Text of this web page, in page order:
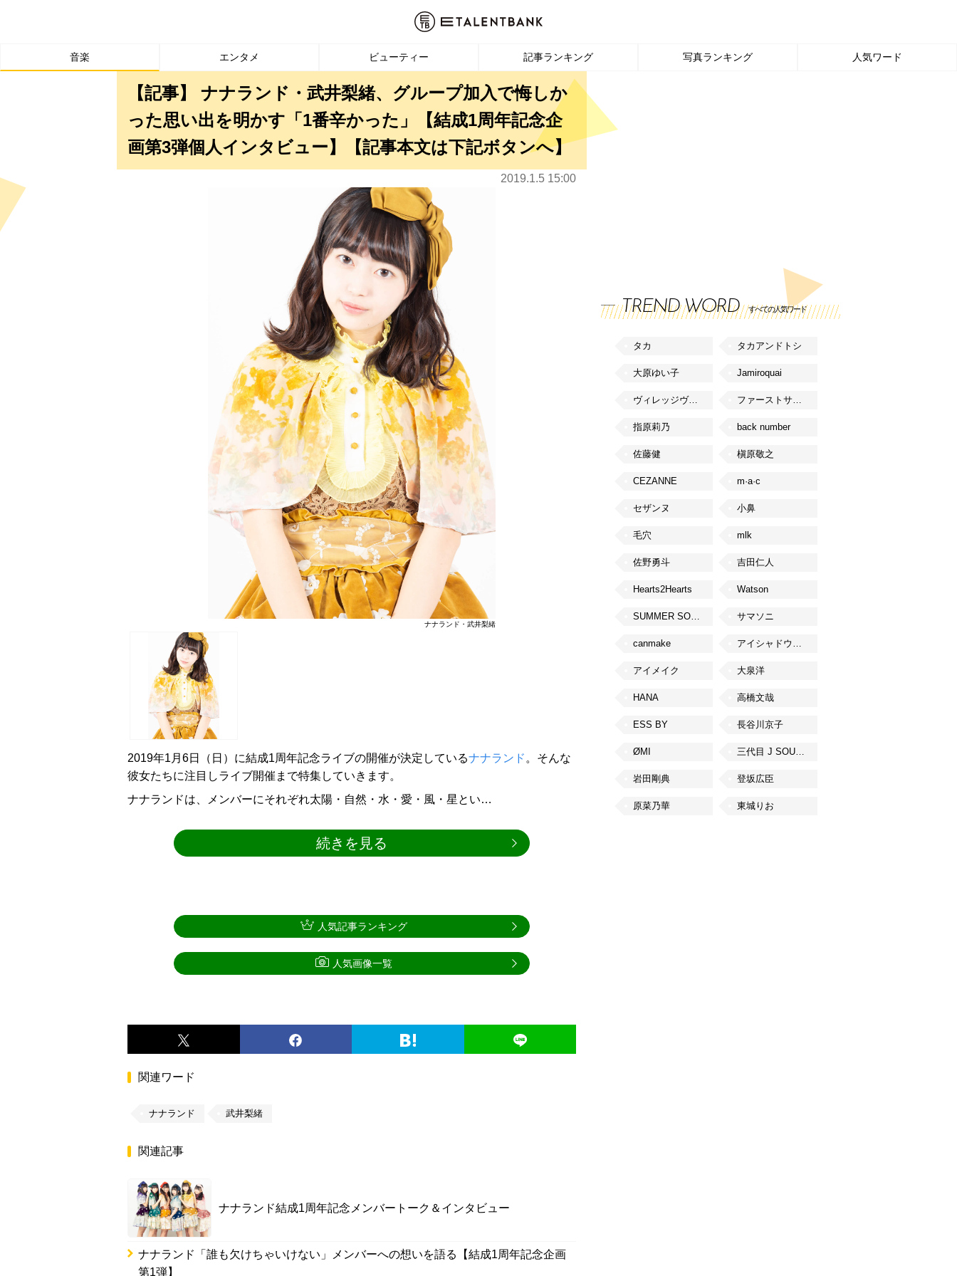
音楽 エンタメ ビューティー 記事ランキング 写真ランキング 人気ワード
【記事】 ナナランド・武井梨緒、グループ加入で悔しか
った思い出を明かす「1番辛かった」【結成1周年記念企
画第3弾個人インタビュー】【記事本文は下記ボタンへ】
2019.1.5 15:00
ナナランド・武井梨緒
2019年1月6日（日）に結成1周年記念ライブの開催が決定しているナナランド 。そんな
彼女たちに注目しライブ開催まで特集していきます。
ナナランドは、メンバーにそれぞれ太陽・自然・水・愛・風・星とい…
続きを見る
関連ワード
ナナランド 武井梨緒
関連記事
ナナランド結成1周年記念メンバートーク＆インタビュー
ナナランド「誰も欠けちゃいけない」メンバーへの想いを語る【結成1周年記念企画
第1弾】
人気記事ランキング
人気画像一覧
TREND WORD すべての人気ワード
タカ タカアンドトシ
大原ゆい子 Jamiroquai
ヴィレッジヴァンガード ファーストサマーウイカ
指原莉乃 back number
佐藤健 槇原敬之
CEZANNE m·a·c
セザンヌ 小鼻
毛穴 mlk
佐野勇斗 吉田仁人
Hearts2Hearts Watson
SUMMER SONIC サマソニ
canmake アイシャドウベース
アイメイク 大泉洋
HANA 高橋文哉
ESS BY 長谷川京子
ØMI 三代目 J SOUL BROTHERS from EXILE TRIBE
岩田剛典 登坂広臣
原菜乃華 東城りお